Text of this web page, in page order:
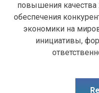
повышения качества
обеспечения
экономики на
инициативы,